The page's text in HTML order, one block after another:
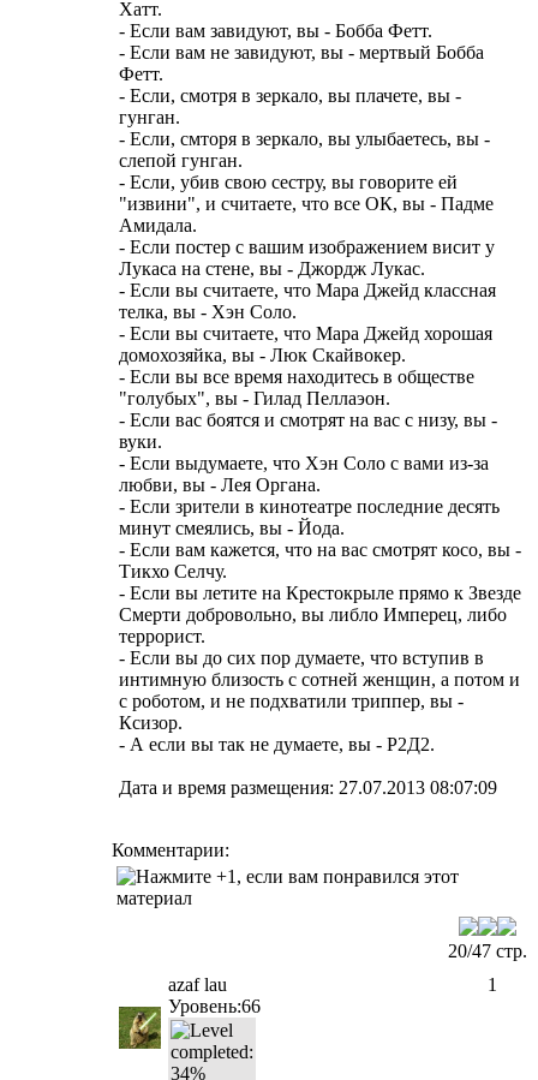
Хатт.
- Если вам завидуют, вы - Бобба Фетт.
- Если вам не завидуют, вы - мертвый Бобба
Фетт.
- Если, смотря в зеркало, вы плачете, вы -
гунган.
- Если, смторя в зеркало, вы улыбаетесь, вы -
слепой гунган.
- Если, убив свою сестру, вы говорите ей
"извини", и считаете, что все ОК, вы - Падме
Амидала.
- Если постер с вашим изображением висит у
Лукаса на стене, вы - Джордж Лукас.
- Если вы считаете, что Мара Джейд классная
телка, вы - Хэн Соло.
- Если вы считаете, что Мара Джейд хорошая
домохозяйка, вы - Люк Скайвокер.
- Если вы все время находитесь в обществе
"голубых", вы - Гилад Пеллаэон.
- Если вас боятся и смотрят на вас с низу, вы -
вуки.
- Если выдумаете, что Хэн Соло с вами из-за
любви, вы - Лея Органа.
- Если зрители в кинотеатре последние десять
минут смеялись, вы - Йода.
- Если вам кажется, что на вас смотрят косо, вы -
Тикхо Селчу.
- Если вы летите на Крестокрыле прямо к Звезде
Смерти добровольно, вы либло Имперец, либо
террорист.
- Если вы до сих пор думаете, что вступив в
интимную близость с сотней женщин, а потом и
с роботом, и не подхватили триппер, вы -
Ксизор.
- А если вы так не думаете, вы - Р2Д2.
Дата и время размещения: 27.07.2013 08:07:09
Комментарии:
20/47 стр.
azaf lau
Уровень:66
1